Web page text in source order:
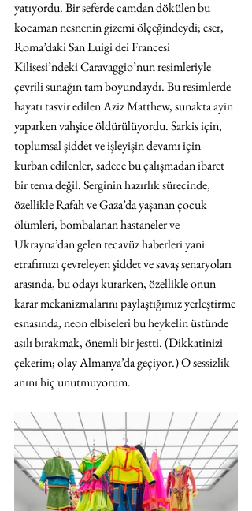
yatıyordu. Bir seferde camdan dökülen bu
kocaman nesnenin gizemi ölçeğindeydi; eser,
Roma’daki San Luigi dei Francesi
Kilisesi’ndeki Caravaggio’nun resimleriyle
çevrili sunağın tam boyundaydı. Bu resimlerde
hayatı tasvir edilen Aziz Matthew, sunakta ayin
yaparken vahşice öldürülüyordu. Sarkis için,
toplumsal şiddet ve işleyişin devamı için
kurban edilenler, sadece bu çalışmadan ibaret
bir tema değil. Serginin hazırlık sürecinde,
özellikle Rafah ve Gaza’da yaşanan çocuk
ölümleri, bombalanan hastaneler ve
Ukrayna’dan gelen tecavüz haberleri yani
etrafımızı çevreleyen şiddet ve savaş senaryoları
arasında, bu odayı kurarken, özellikle onun
karar mekanizmalarını paylaştığımız yerleştirme
esnasında, neon elbiseleri bu heykelin üstünde
asılı bırakmak, önemli bir jestti. (Dikkatinizi
çekerim; olay Almanya’da geçiyor.) O sessizlik
anını hiç unutmuyorum.